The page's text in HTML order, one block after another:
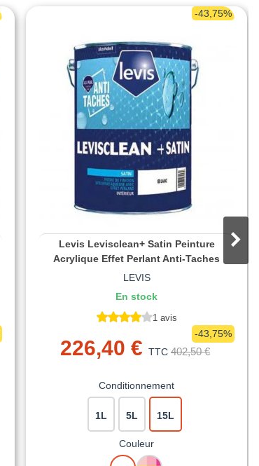
-43,75%
Levis Levisclean+ Satin Peinture
Acrylique Effet Perlant Anti-Taches
LEVIS
En stock
1 avis
226,40 € TTC 402,50 €
-43,75%
Conditionnement
1L 5L 15L
Couleur
BLANCMISE